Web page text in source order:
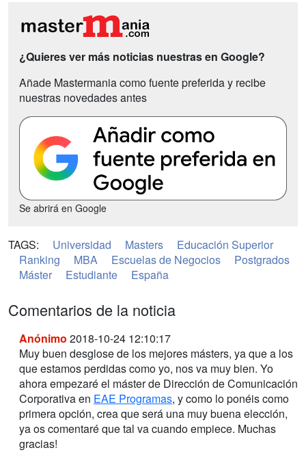
¿Quieres ver más noticias nuestras en Google?
Añade Mastermania como fuente preferida y recibe
nuestras novedades antes
Se abrirá en Google
TAGS: Universidad Masters
Educación Superior
Ranking
MBA Escuelas de Negocios
Postgrados
Máster
Estudiante España
Comentarios de la noticia
Anónimo 2018-10-24 12:10:17
Muy buen desglose de los mejores másters, ya que a los
que estamos perdidas como yo, nos va muy bien. Yo
ahora empezaré el máster de Dirección de Comunicación
Corporativa en EAE Programas, y como lo ponéis como
primera opción, crea que será una muy buena elección,
ya os comentaré que tal va cuando empiece. Muchas
gracias!